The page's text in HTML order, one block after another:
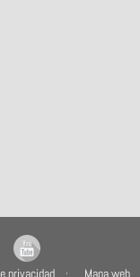
privacidad Mapa web